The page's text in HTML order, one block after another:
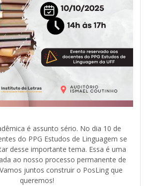
é assunto sério. No dia 10 de
do PPG Estudos de Linguagem se
desse importante tema. Essa é uma
ao nosso processo permanente de
juntos construir o PosLing que
queremos!